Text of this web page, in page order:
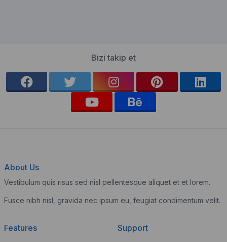
Bizi takip et
About Us
Vestibulum quis risus sed nisl pellentesque aliquet et et lorem.
Fusce nibh nisl, gravida nec ipsum eu, feugiat condimentum velit.
Features Support